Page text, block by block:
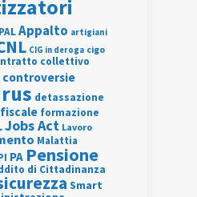
Appalto artigiani
CIG in deroga cigo
collettivo
controversie
detassazione
fiscale formazione
Jobs Act Lavoro
Malattia
PA Pensione
di Cittadinanza
Smart